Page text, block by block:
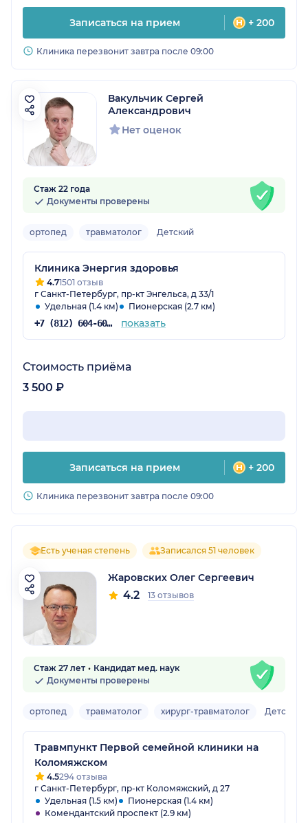
Записаться на прием + 200
Клиника перезвонит завтра после 09:00
Вакульчик Сергей
Александрович
Нет оценок
Стаж 22 года
Документы проверены
ортопед травматолог Детский
Клиника Энергия здоровья
4.71501 отзыв
г Санкт-Петербург, пр-кт Энгельса, д 33/1
Удельная (1.4 км)
Пионерская (2.7 км)
+7 (812) 604-60-52 показать
Стоимость приёма
3 500 ₽
Записаться на прием + 200
Клиника перезвонит завтра после 09:00
Есть ученая степень Записался 51 человек
Жаровских Олег Сергеевич
4.2 13 отзывов
Стаж 27 лет
Кандидат мед. наук
Документы проверены
ортопед травматолог хирург-травматолог Детский
Травмпункт Первой семейной клиники на
Коломяжском
4.5294 отзыва
г Санкт-Петербург, пр-кт Коломяжский, д 27
Удельная (1.5 км)
Пионерская (1.4 км)
Комендантский проспект (2.9 км)